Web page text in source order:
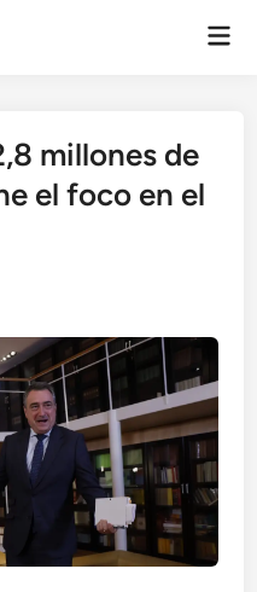
millones de
el foco en el